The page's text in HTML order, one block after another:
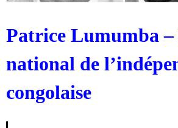
Patrice Lumumba –
national de
congolaise